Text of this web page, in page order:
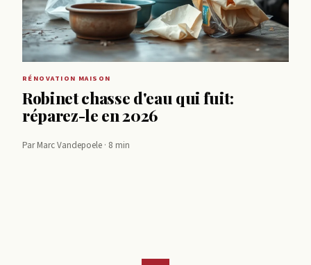
RÉNOVATION MAISON
Robinet chasse d'eau qui fuit:
réparez-le en 2026
Par Marc Vandepoele · 8 min